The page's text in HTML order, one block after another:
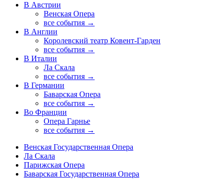
В Австрии
Венская Опера
все события →
В Англии
Королевский театр Ковент-Гарден
все события →
В Италии
Ла Скала
все события →
В Германии
Баварская Опера
все события →
Во Франции
Опера Гарнье
все события →
Венская Государственная Опера
Ла Скала
Парижская Опера
Баварская Государственная Опера